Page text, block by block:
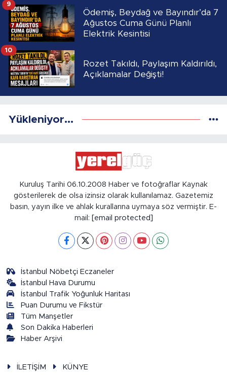
Ödemiş, Beydağ ve Bayındır’da 7
Ağustos Cuma Günü Planlı
Elektrik Kesintisi
9
Rozet Takıldı, Paylaşım Kaldırıldı,
Açıklamalar Değişti!
10
Yükleniyor...
Kuruluş Tarihi 06.10.2008 Haber ve fotoğraflar Kaynak
gösterilerek de olsa izinsiz olarak kullanılamaz. Gazetemiz
basın, yayın ilke ve ahlak kurallarına uymaya söz vermiştir. E-
mail:
[email protected]
İstanbul Nöbetçi Eczaneler
İstanbul Hava Durumu
İstanbul Trafik Yoğunluk Haritası
Puan Durumu ve Fikstür
Tüm Manşetler
Son Dakika Haberleri
Haber Arşivi
İLETİŞİM KÜNYE